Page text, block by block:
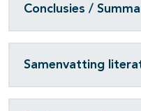
Conclusies /
Samenvatting